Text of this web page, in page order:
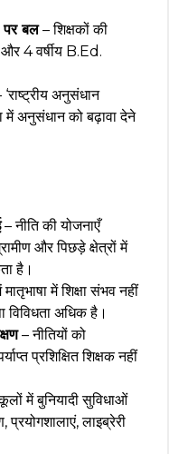
पर बल– शिक्षकों की
4 वर्षीय B.Ed.
अनुसंधान
में अनुसंधान को बढ़ावा देने
– नीति की योजनाएँ
और पिछड़े क्षेत्रों में
है।
में शिक्षा संभव नहीं
विविधता अधिक है।
– नीतियों को
प्रशिक्षित शिक्षक नहीं
में बुनियादी सुविधाओं
लाइब्रेरी